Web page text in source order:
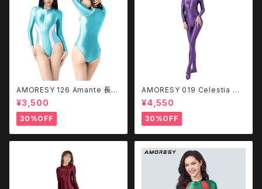
AMORESY 126 Amante 長袖
水着（フロントジップ）
¥3,500
30%OFF
AMORESY 019 Celestia フ
ロントジップ キャットスーツ CQ
LK
¥4,550
30%OFF